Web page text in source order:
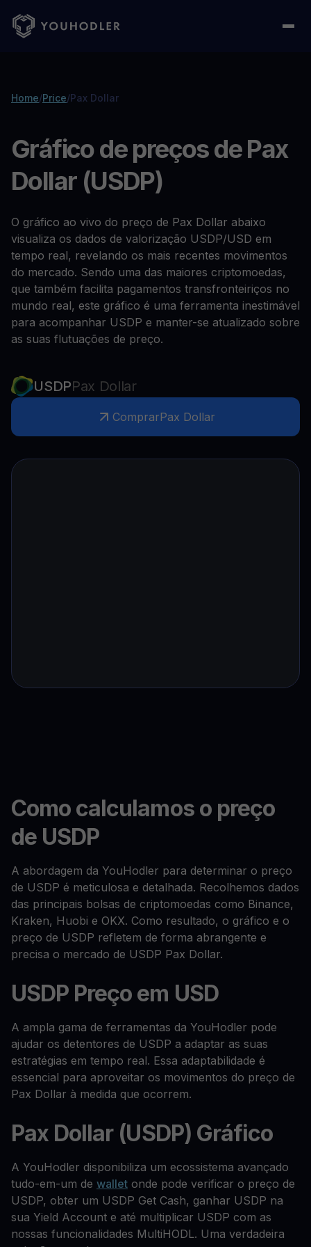
Home/Price/Pax Dollar
Gráfico de preços de Pax
Dollar (USDP)
O gráfico ao vivo do preço de Pax Dollar abaixo
visualiza os dados de valorização USDP/USD em
tempo real, revelando os mais recentes movimentos
do mercado. Sendo uma das maiores criptomoedas,
que também facilita pagamentos transfronteiriços no
mundo real, este gráfico é uma ferramenta inestimável
para acompanhar USDP e manter-se atualizado sobre
as suas flutuações de preço.
USDPPax Dollar
ComprarPax Dollar
Como calculamos o preço
de USDP
A abordagem da YouHodler para determinar o preço
de USDP é meticulosa e detalhada. Recolhemos dados
das principais bolsas de criptomoedas como Binance,
Kraken, Huobi e OKX. Como resultado, o gráfico e o
preço de USDP refletem de forma abrangente e
precisa o mercado de USDP Pax Dollar.
USDP Preço em USD
A ampla gama de ferramentas da YouHodler pode
ajudar os detentores de USDP a adaptar as suas
estratégias em tempo real. Essa adaptabilidade é
essencial para aproveitar os movimentos do preço de
Pax Dollar à medida que ocorrem.
Pax Dollar (USDP) Gráfico
A YouHodler disponibiliza um ecossistema avançado
tudo-em-um de wallet onde pode verificar o preço de
USDP, obter um USDP Get Cash, ganhar USDP na
sua Yield Account e até multiplicar USDP com as
nossas funcionalidades MultiHODL. Uma verdadeira